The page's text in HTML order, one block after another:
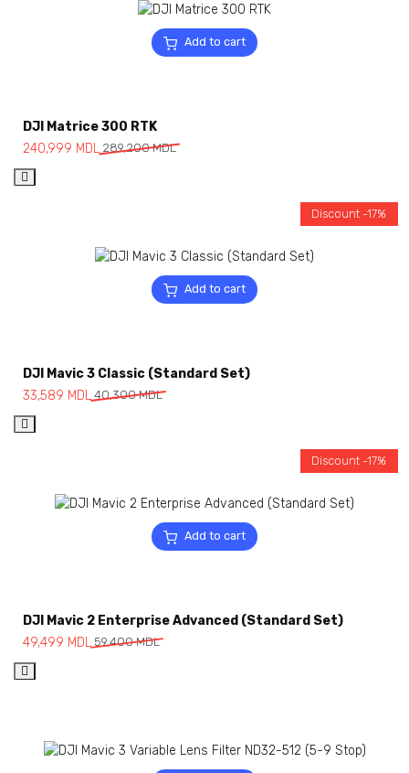
Add to cart
DJI Matrice 300 RTK
289,200MDL
240,999 MDL
Add to cart
Discount -17%
DJI Mavic 3 Classic (Standard Set)
40,300MDL
33,589 MDL
Add to cart
Discount -17%
DJI Mavic 2 Enterprise Advanced (Standard Set)
59,400MDL
49,499 MDL